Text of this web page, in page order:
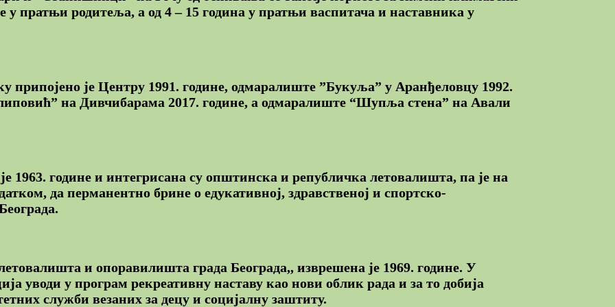
у пратњи родитеља, а од 4 – 15 година у пратњи васпитача и наставника у
је Центру 1991. године, одмаралиште ”Букуља” у Аранђеловцу 1992.
на Дивчибарама 2017. године, а одмаралиште “Шупља стена” на Авали
1963. године и интегрисана су општинска и републичка летовалишта, па је на
да перманентно брине о едукативној, здравственој и спортско-
и опоравилишта града Београда,, изврешена је 1969. године. У
уводи у програм рекреативну наставу као нови облик рада и за то добија
служби везаних за децу и социјалну заштиту.